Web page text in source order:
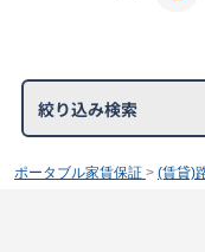
絞り込み検索
ポータブル家賃保証 > (賃貸)